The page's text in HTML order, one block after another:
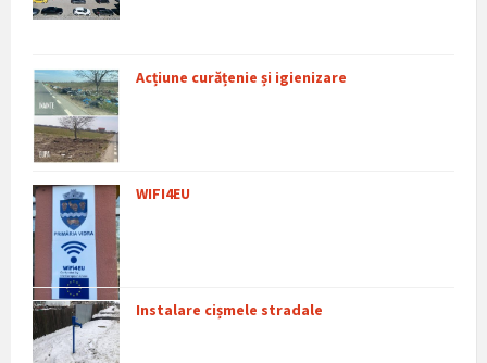
Acțiune curățenie și igienizare
WIFI4EU
Instalare cișmele stradale